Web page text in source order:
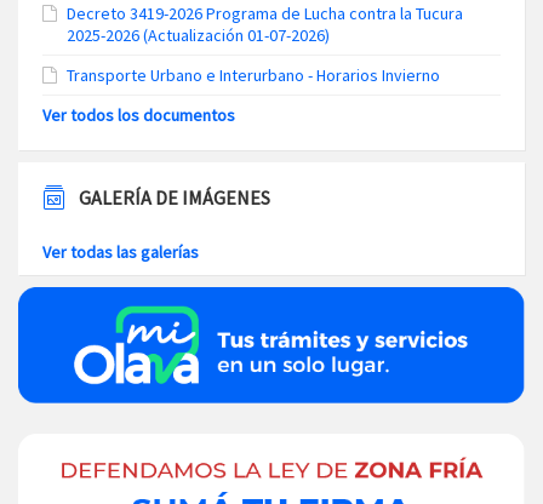
Decreto 3419-2026 Programa de Lucha contra la Tucura
2025-2026 (Actualización 01-07-2026)
Transporte Urbano e Interurbano - Horarios Invierno
Ver todos los documentos
GALERÍA DE IMÁGENES
Ver todas las galerías